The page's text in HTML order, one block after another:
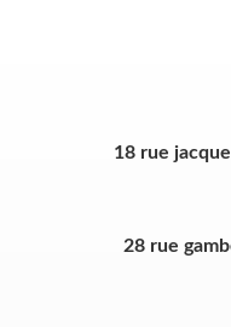
18 rue
28 rue